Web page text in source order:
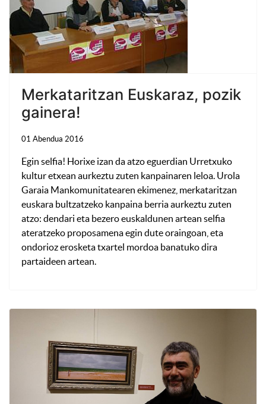
Merkataritzan Euskaraz, pozik
gainera!
01 Abendua 2016
Egin selfia! Horixe izan da atzo eguerdian Urretxuko
kultur etxean aurkeztu zuten kanpainaren leloa. Urola
Garaia Mankomunitatearen ekimenez, merkataritzan
euskara bultzatzeko kanpaina berria aurkeztu zuten
atzo: dendari eta bezero euskaldunen artean selfia
ateratzeko proposamena egin dute oraingoan, eta
ondorioz erosketa txartel mordoa banatuko dira
partaideen artean.